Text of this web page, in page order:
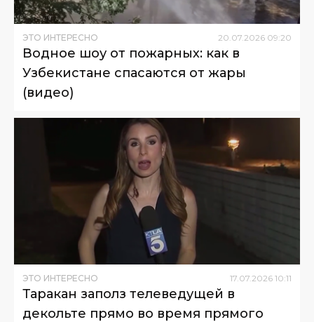
ЭТО ИНТЕРЕСНО 20.07.2026 09:20
Водное шоу от пожарных: как в
Узбекистане спасаются от жары
(видео)
ЭТО ИНТЕРЕСНО 17 07 2026 10:11
Таракан заполз телеведущей в
декольте прямо во время прямого